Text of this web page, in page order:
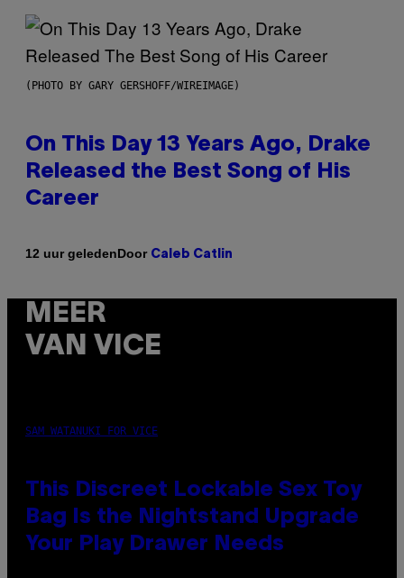
(PHOTO BY GARY GERSHOFF/WIREIMAGE)
On This Day 13 Years Ago, Drake
Released the Best Song of His
Career
12 uur geledenDoor Caleb Catlin
MEER
VAN VICE
SAM WATANUKI FOR VICE
This Discreet Lockable Sex Toy
Bag Is the Nightstand Upgrade
Your Play Drawer Needs